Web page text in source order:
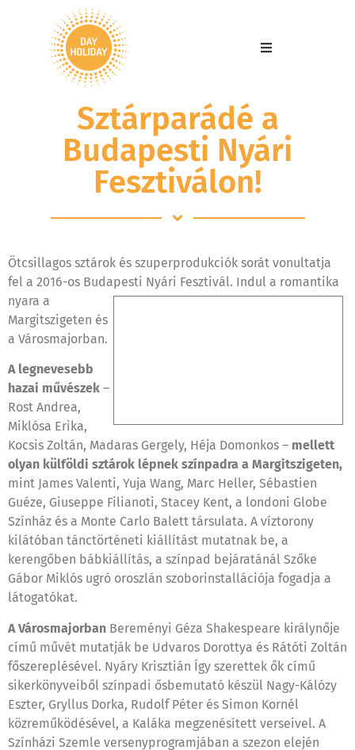
Sztárparádé a
Budapesti Nyári
Fesztiválon!
Ötcsillagos sztárok és szuperprodukciók sorát vonultatja
fel a 2016-os Budapesti Nyári Fesztivál. Indul a romantika
nyara a
Margitszigeten és
a Városmajorban.
A legnevesebb
hazai művészek –
Rost Andrea,
Miklósa Erika,
Kocsis Zoltán, Madaras Gergely, Héja Domonkos – mellett
olyan külföldi sztárok lépnek színpadra a Margitszigeten,
mint James Valenti, Yuja Wang, Marc Heller, Sébastien
Guéze, Giuseppe Filianoti, Stacey Kent, a londoni Globe
Színház és a Monte Carlo Balett társulata. A víztorony
kilátóban tánctörténeti kiállítást mutatnak be, a
kerengőben bábkiállítás, a színpad bejáratánál Szőke
Gábor Miklós ugró oroszlán szoborinstallációja fogadja a
látogatókat.
A Városmajorban Bereményi Géza Shakespeare királynője
című művét mutatják be Udvaros Dorottya és Rátóti Zoltán
főszereplésével. Nyáry Krisztián Így szerettek ők című
sikerkönyveiből színpadi ősbemutató készül Nagy-Kálózy
Eszter, Gryllus Dorka, Rudolf Péter és Simon Kornél
közreműködésével, a Kaláka megzenésített verseivel. A
Színházi Szemle versenyprogramjában a szezon elején